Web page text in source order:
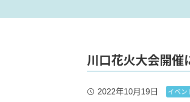
川口花火大会開催
2022年10月19日 イベン